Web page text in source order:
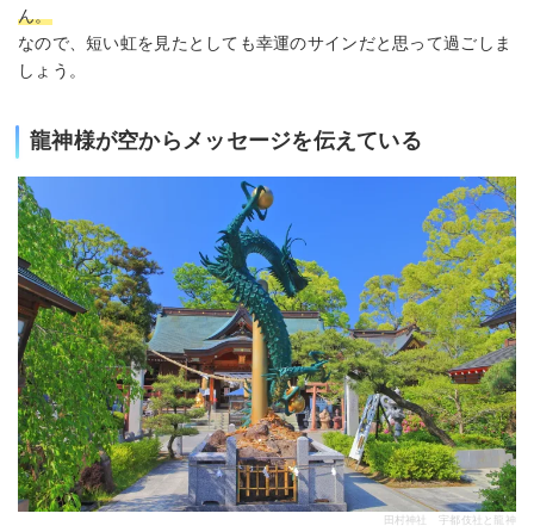
ん。
なので、短い虹を見たとしても幸運のサインだと思って過ごしま
しょう。
龍神様が空からメッセージを伝えている
田村神社 宇都伎社と龍神